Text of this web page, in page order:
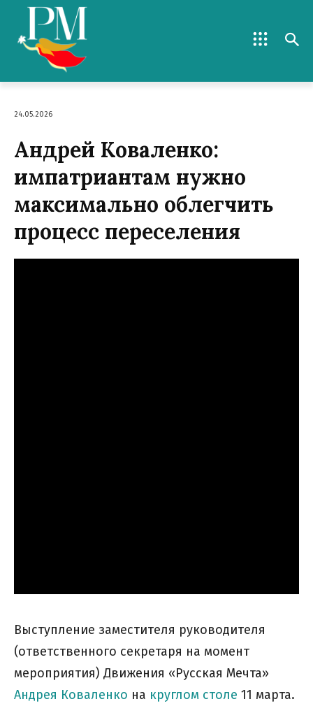
24.05.2026
Андрей Коваленко:
импатриантам нужно
максимально облегчить
процесс переселения
Выступление заместителя руководителя
(ответственного секретаря на момент
мероприятия) Движения «Русская Мечта»
Андрея Коваленко на круглом столе 11 марта.